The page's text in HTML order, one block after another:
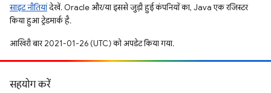
साइट नीतियांदेखें. Oracle और/या इससे जुड़ी हुई कंपनियों का, Java एक रजिस्टर
किया हुआ ट्रेडमार्क है.
आखिरी बार 2021-01-26 (UTC) को अपडेट किया गया.
सहयोग करें